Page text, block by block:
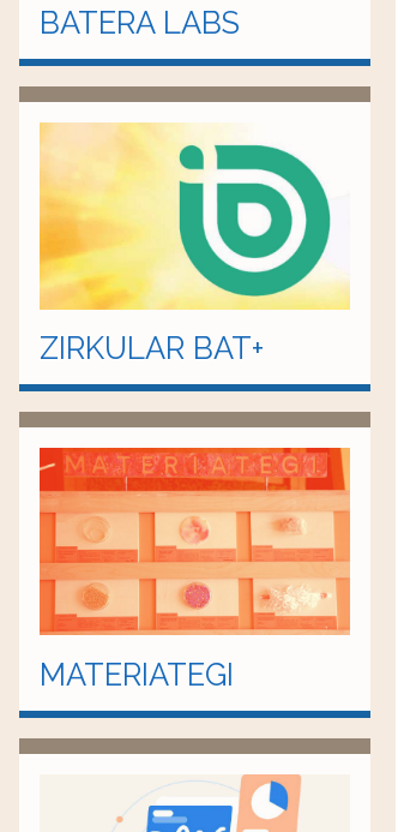
BATERA LABS
ZIRKULAR BAT+
MATERIATEGI